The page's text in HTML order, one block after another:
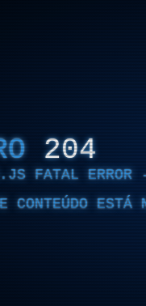
204
FATAL ERROR -
CONTEÚDO ESTÁ